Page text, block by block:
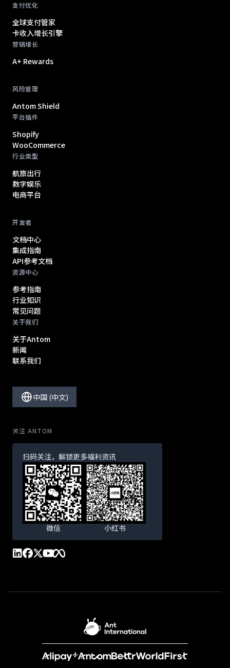
支付优化
全球支付管家
卡收入增长引擎
营销增长
A+ Rewards
风险管理
Antom Shield
平台插件
Shopify
WooCommerce
行业类型
航旅出行
数字娱乐
电商平台
开发者
文档中心
集成指南
API参考文档
资源中心
参考指南
行业知识
常见问题
关于我们
关于Antom
新闻
联系我们
中国 (中文)
关注 ANTOM
扫码关注，解锁更多福利资讯
微信 小红书